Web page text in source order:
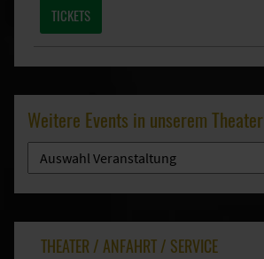
TICKETS
Weitere Events in unserem Theater
THEATER / ANFAHRT / SERVICE